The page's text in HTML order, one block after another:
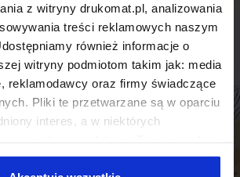
z witryny drukomat.pl, analizowania
treści reklamowych naszym
również informacje o
witryny podmiotom takim jak: media
reklamodawcy oraz firmy świadczące
Pliki te przetwarzane są w oparciu
interes, a w niektórych
cookies dostarczane i przetwarzane są